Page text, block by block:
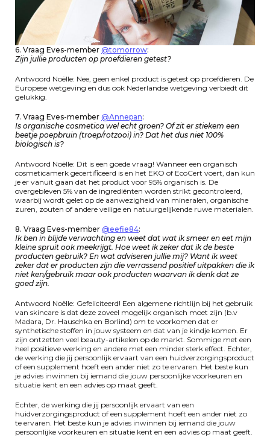
6. Vraag Eves-member @tomorrow:
Zijn jullie producten op proefdieren getest?
Antwoord Noëlle: Nee, geen enkel product is getest op proefdieren. De
Europese wetgeving en dus ook Nederlandse wetgeving verbiedt dit
gelukkig.
7. Vraag Eves-member @Annepan:
Is organische cosmetica wel echt groen? Of zit er stiekem een
beetje poepbruin (troep/rotzooi) in? Dat het dus niet 100%
biologisch is?
Antwoord Noëlle: Dit is een goede vraag! Wanneer een organisch
cosmeticamerk gecertificeerd is en het EKO of EcoCert voert, dan kun
je er vanuit gaan dat het product voor 95% organisch is. De
overgebleven 5% van de ingrediënten worden strikt gecontroleerd,
waarbij wordt gelet op de aanwezigheid van mineralen, organische
zuren, zouten of andere veilige en natuurgelijkende ruwe materialen.
8. Vraag Eves-member @eefie84:
Ik ben in blijde verwachting en weet dat wat ik smeer en eet mijn
kleine spruit ook meekrijgt. Hoe weet ik zeker dat ik de beste
producten gebruik? En wat adviseren jullie mij? Want ik weet
zeker dat er producten zijn die verrassend positief uitpakken die ik
niet ken/gebruik maar ook producten waarvan ik denk dat ze
goed zijn.
Antwoord Noëlle: Gefeliciteerd! Een algemene richtlijn bij het gebruik
van skincare is dat deze zoveel mogelijk organisch moet zijn (b.v
Madara, Dr. Hauschka en Borlind) om te voorkomen dat er
synthetische stoffen in jouw systeem en dat van je kindje komen. Er
zijn ontzetten veel beauty-artikelen op de markt. Sommige met een
heel positieve werking en andere met een minder sterk effect. Echter,
de werking die jij persoonlijk ervaart van een huidverzorgingsproduct
of een supplement hoeft een ander niet zo te ervaren. Het beste kun
je advies inwinnen bij iemand die jouw persoonlijke voorkeuren en
situatie kent en een advies op maat geeft.
Echter, de werking die jij persoonlijk ervaart van een
huidverzorgingsproduct of een supplement hoeft een ander niet zo
te ervaren. Het beste kun je advies inwinnen bij iemand die jouw
persoonlijke voorkeuren en situatie kent en een advies op maat geeft.